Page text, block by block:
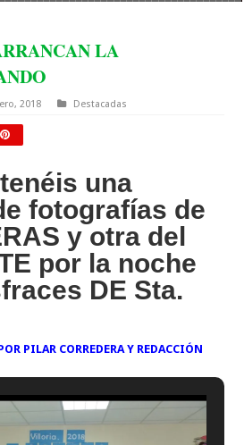
LA
2018 Destacadas
una
fotografías de
y otra del
por la noche
DE Sta.
PILAR CORREDERA Y REDACCIÓN